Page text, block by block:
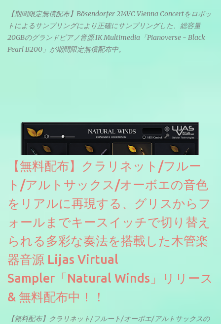
【期間限定無償配布】Bösendorfer 214VC Vienna Concertをロボッ
トによるサンプリングにより正確にサンプリングした、総容量
20GBのグランドピアノ音源 IK Multimedia「Pianoverse - Black
Pearl B200」が期間限定無償配布中。
【無料配布】クラリネット/フルー
ト/アルトサックス/オーボエの音色
をリアルに再現する、グリスからフ
ォールまでキースイッチで切り替え
られる多彩な奏法を搭載した木管楽
器音源 Lijas Virtual
Sampler「Natural Winds」リリース
& 無料配布中！！
【無料配布】クラリネット/フルート/オーボエ/アルトサックスの